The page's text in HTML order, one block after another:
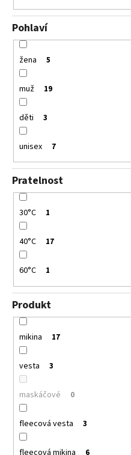
Pohlaví
žena 5
muž 19
děti 3
unisex 7
Pratelnost
30°C 1
40°C 17
60°C 1
Produkt
mikina 17
vesta 3
maskáčové 0
fleecová vesta 3
fleecová mikina 6